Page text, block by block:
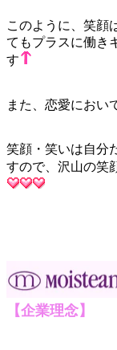
このように、笑顔
てもプラスに働き
す
また、恋愛におい
笑顔・笑いは自分
すので、沢山の笑
【企業理念】